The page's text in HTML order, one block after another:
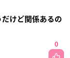
けど関係あるの
0